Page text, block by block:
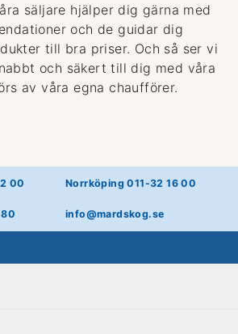
säljare hjälper dig gärna med
och de guidar dig
till bra priser. Och så ser vi
och säkert till dig med våra
av våra egna chaufförer.
00 Norrköping 011-32 16 00
info@mardskog.se